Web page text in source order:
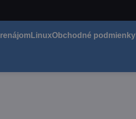
LinuxObchodné podmienky